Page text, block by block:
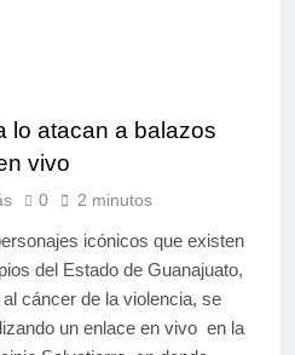
lo atacan a balazos
vivo
0 2 minutos
icónicos que existen
del Estado de Guanajuato,
cáncer de la violencia, se
un enlace en vivo en la